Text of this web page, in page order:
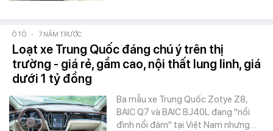
Ô TÔ - 7 NĂM TRƯỚC
Loạt xe Trung Quốc đáng chú ý trên thị
trường - giá rẻ, gầm cao, nội thất lung linh, giá
dưới 1 tỷ đồng
Ba mẫu xe Trung Quốc Zotye Z8,
BAIC Q7 và BAIC BJ40L đang "nổi
đình nổi đám" tại Việt Nam nhưng…